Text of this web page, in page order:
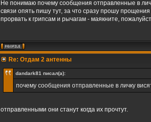
Не понимаю почему сообщения отправленные в
связи опять пишу тут, за что сразу прошу
прорвать к грипсам и рычагам - маякните,
Re: Отдам 2 антенны
dandark81 писал(а):
почему сообщения отправленные в личку
отправленными они станут когда их прочтут.